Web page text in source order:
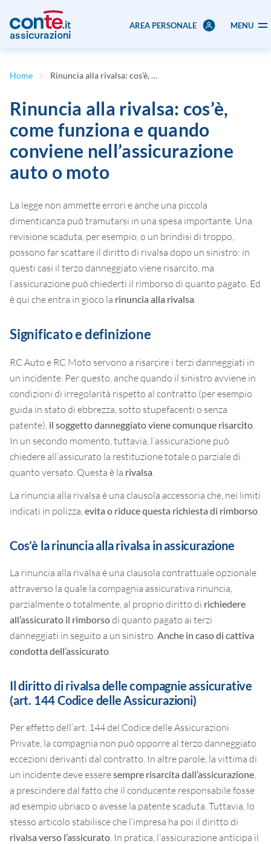
AREA PERSONALE MENU
Home Rinuncia alla rivalsa: cos’è, come funziona e quando conviene nell’assicurazione auto o moto
Rinuncia alla rivalsa: cos’è,
come funziona e quando
conviene nell’assicurazione
auto o moto
La legge non ammette errori e anche una piccola
dimenticanza può tramutarsi in una spesa importante. Una
revisione scaduta, per esempio, o un brindisi di troppo,
possono far scattare il diritto di rivalsa dopo un sinistro: in
questi casi il terzo danneggiato viene risarcito, ma
l’assicurazione può chiederti il rimborso di quanto pagato. Ed
è qui che entra in gioco la rinuncia alla rivalsa.
Significato e definizione
RC Auto e RC Moto servono a risarcire i terzi danneggiati in
un incidente. Per questo, anche quando il sinistro avviene in
condizioni di irregolarità rispetto al contratto (per esempio
guida in stato di ebbrezza, sotto stupefacenti o senza
patente), il soggetto danneggiato viene comunque risarcito.
In un secondo momento, tuttavia, l’assicurazione può
chiedere all’assicurato la restituzione totale o parziale di
quanto versato. Questa è la rivalsa.
La rinuncia alla rivalsa è una clausola accessoria che, nei limiti
indicati in polizza,evita o riduce questa richiesta di rimborso.
Cos’è la rinuncia alla rivalsa in assicurazione
La rinuncia alla rivalsa è una clausola contrattuale opzionale
attraverso la quale la compagnia assicurativa rinuncia,
parzialmente o totalmente, al proprio diritto di richiedere
all’assicurato il rimborsodi quanto pagato ai terzi
danneggiati in seguito a un sinistro.Anche in caso di cattiva
condotta dell’assicurato.
Il diritto di rivalsa delle compagnie assicurative
(art. 144 Codice delle Assicurazioni)
Per effetto dell’art. 144 del Codice delle Assicurazioni
Private, la compagnia non può opporre al terzo danneggiato
eccezioni derivanti dal contratto. In altre parole, la vittima di
un incidente deve esseresempre risarcita dall’assicurazione,
a prescindere dal fatto che il conducente responsabile fosse
ad esempio ubriaco o avesse la patente scaduta. Tuttavia, lo
stesso articolo stabilisce che l’impresa ha poi il diritto di
rivalsa verso l’assicurato. In pratica, l’assicurazione anticipa il